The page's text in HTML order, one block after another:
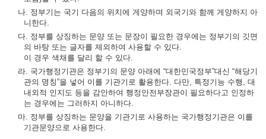
나. 정부기는 국기 다음의 위치에 게양하며 외국기와 함께 게양하지 아
니한다.
다. 정부를 상징하는 문양 또는 문장이 필요한 경우에는 정부기의 깃면
의 바탕 또는 글자를 제외하여 사용할 수 있다.
이 경우 색채를 달리 할 수 있다.
라. 국가행정기관은 정부기의 문양 아래에 “대한민국정부”대신 “해당기
관의 명칭”을 넣어 이를 기관기로 활용한다. 다만, 특정기능 수행, 대
내외적 인지도 등을 감안하여 행정안전부장관이 필요하다고 인정하
는 경우에는 그러하지 아니하다.
마. 정부를 상징하는 문양을 기관기로 사용하는 국가행정기관은 이를
기관문양으로 사용한다.